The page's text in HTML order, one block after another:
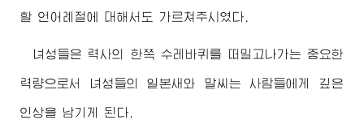
할 언어례절에 대해서도 가르쳐주시였다.
녀성들은 력사의 한쪽 수레바퀴를 떠밀고나가는 중요한
력량으로서 녀성들의 일본새와 말씨는 사람들에게 깊은
인상을 남기게 된다.